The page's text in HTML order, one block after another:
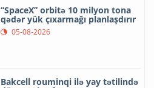
“SpaceX” orbitə 10 milyon tona
qədər yük çıxarmağı planlaşdırır
05-08-2026
Bakcell rouminqi ilə yay tətilində